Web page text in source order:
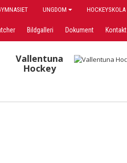
UNGDOM HOCKEYSKOLA
Bildgalleri Dokument Kontakt
Vallentuna
Hockey